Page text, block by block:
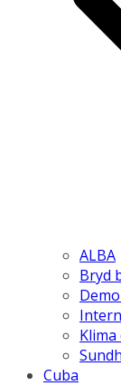
ALBA
Bryd
Cuba